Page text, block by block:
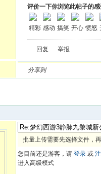
评价一下你浏览此帖子的
精彩 感动 搞笑 开心 愤怒
回复 举报
分享到
批量上传需要先选择文件，
您目前还是游客，请 登录 或
进入高级模式